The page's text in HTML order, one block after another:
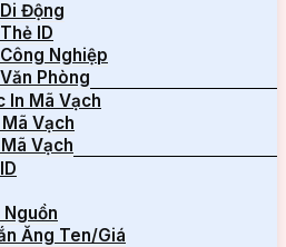
Động
ID
Nghiệp
Phòng
In Mã Vạch
Vạch
Vạch
Nguồn
Ăng Ten/Giá